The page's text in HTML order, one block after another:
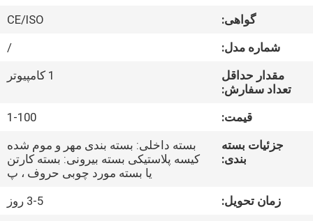
کارخانه
کیفیت
گواهی:
CE/ISO
شماره مدل:
/
مقدار حداقل
تعداد سفارش:
1 کامپیوتر
قیمت:
1-100
جزئیات بسته
بندی:
بسته داخلی: بسته بندی مهر و موم شده
کیسه پلاستیکی بسته بیرونی: بسته کارتن
یا بسته مورد چوبی حروف ، پ
زمان تحویل:
3-5 روز